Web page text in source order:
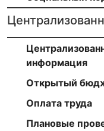
информация
Открытый
Оплата труда
Плановые